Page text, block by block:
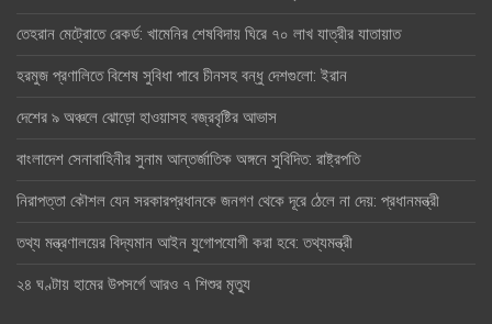
তেহরান মেট্রোতে রেকর্ড: খামেনির শেষবিদায় ঘিরে ৭০ লাখ যাত্রীর যাতায়াত
হরমুজ প্রণালিতে বিশেষ সুবিধা পাবে চীনসহ বন্ধু দেশগুলো: ইরান
দেশের ৯ অঞ্চলে ঝোড়ো হাওয়াসহ বজ্রবৃষ্টির আভাস
বাংলাদেশ সেনাবাহিনীর সুনাম আন্তর্জাতিক অঙ্গনে সুবিদিত: রাষ্ট্রপতি
নিরাপত্তা কৌশল যেন সরকারপ্রধানকে জনগণ থেকে দূরে ঠেলে না দেয়: প্রধানমন্ত্রী
তথ্য মন্ত্রণালয়ের বিদ্যমান আইন যুগোপযোগী করা হবে: তথ্যমন্ত্রী
২৪ ঘণ্টায় হামের উপসর্গে আরও ৭ শিশুর মৃত্যু